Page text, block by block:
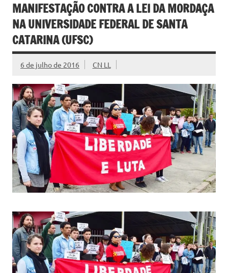
MANIFESTAÇÃO CONTRA A LEI DA MORDAÇA
NA UNIVERSIDADE FEDERAL DE SANTA
CATARINA (UFSC)
6 de julho de 2016 CN LL